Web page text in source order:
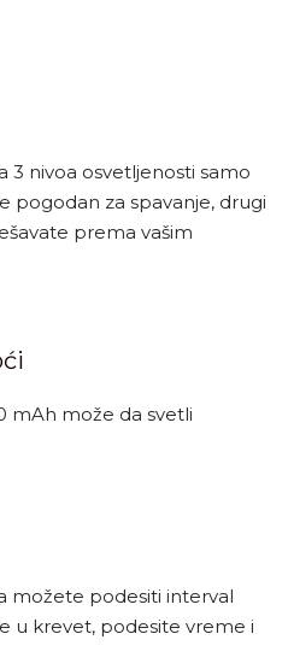
nivoa osvetljenosti samo
pogodan za spavanje, drugi
prema vašim
mAh može da svetli
možete podesiti interval
u krevet, podesite vreme i